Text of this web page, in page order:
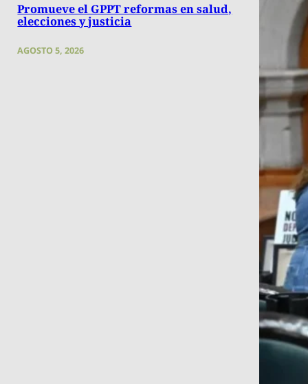
Promueve el GPPT reformas en salud,
elecciones y justicia
AGOSTO 5, 2026